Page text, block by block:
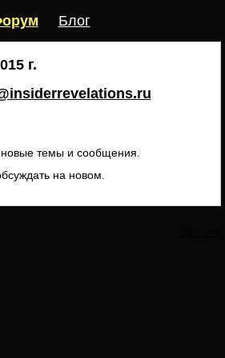
Блог
г.
темы и сообщения.
на новом.